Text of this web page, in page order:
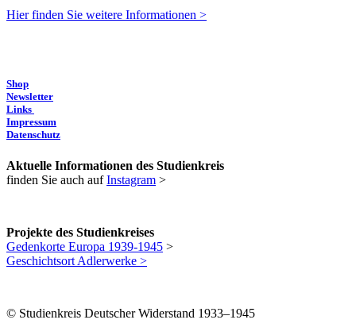
Hier finden Sie weitere Informationen >
Shop
Newsletter
Links
Impressum
Datenschutz
Aktuelle Informationen des Studienkreis
finden Sie auch aufInstagram >
Projekte des Studienkreises
Gedenkorte Europa 1939-1945 >
Geschichtsort Adlerwerke >
© Studienkreis Deutscher Widerstand 1933–1945